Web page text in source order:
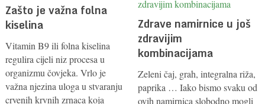
Zašto je važna folna
kiselina
Vitamin B9 ili folna kiselina
regulira cijeli niz procesa u
organizmu čovjeka. Vrlo je
važna njezina uloga u stvaranju
crvenih krvnih zrnaca koja
Zdrave namirnice u još
zdravijim
kombinacijama
Zeleni čaj, grah, integralna riža,
paprika … Iako bismo svaku od
ovih namirnica slobodno mogli